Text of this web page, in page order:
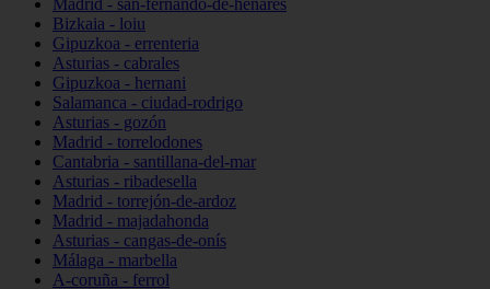
Madrid - san-fernando-de-henares
Bizkaia - loiu
Gipuzkoa - errenteria
Asturias - cabrales
Gipuzkoa - hernani
Salamanca - ciudad-rodrigo
Asturias - gozón
Madrid - torrelodones
Cantabria - santillana-del-mar
Asturias - ribadesella
Madrid - torrejón-de-ardoz
Madrid - majadahonda
Asturias - cangas-de-onís
Málaga - marbella
A-coruña - ferrol